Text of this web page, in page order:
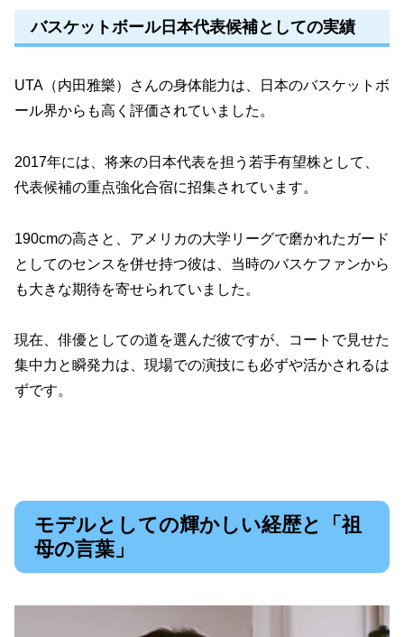
バスケットボール日本代表候補としての実績
UTA（内田雅樂）さんの身体能力は、日本のバスケットボ
ール界からも高く評価されていました。
2017年には、将来の日本代表を担う若手有望株として、
代表候補の重点強化合宿に招集されています。
190cmの高さと、アメリカの大学リーグで磨かれたガード
としてのセンスを併せ持つ彼は、当時のバスケファンから
も大きな期待を寄せられていました。
現在、俳優としての道を選んだ彼ですが、コートで見せた
集中力と瞬発力は、現場での演技にも必ずや活かされるは
ずです。
モデルとしての輝かしい経歴と「祖
母の言葉」